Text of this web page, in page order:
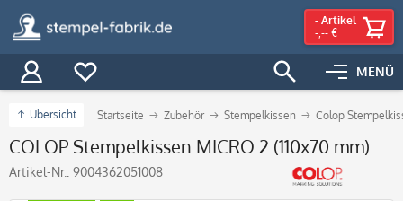
MENÜ
- Artikel
-,-- €
Übersicht Startseite Zubehör Stempelkissen Colop
COLOP Stempelkissen MICRO 2 (110x70 mm)
Artikel-Nr.: 9004362051008